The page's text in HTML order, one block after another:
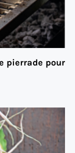
pierrade pour